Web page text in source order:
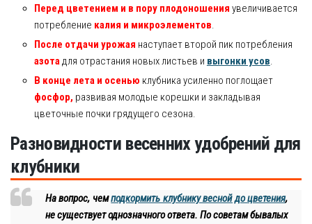
Перед цветением и в пору плодоношения увеличивается
потребление калия и микроэлементов.
После отдачи урожая наступает второй пик потребления
азотадля отрастания новых листьев и выгонки усов.
В конце лета и осенью клубника усиленно поглощает
фосфор, развивая молодые корешки и закладывая
цветочные почки грядущего сезона.
Разновидности весенних удобрений для
клубники
На вопрос, чемподкормить клубнику весной до цветения,
не существует однозначного ответа. По советам бывалых